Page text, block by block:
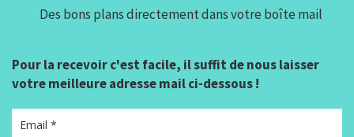
Des bons plans directement dans votre boîte mail
Pour la recevoir c'est facile, il suffit de nous laisser
votre meilleure adresse mail ci-dessous !